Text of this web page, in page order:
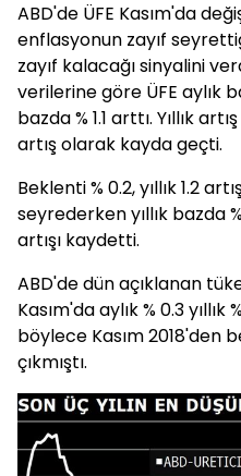
ABD'de ÜFE Kasım'da
enflasyonun zayıf
zayıf kalacağı sinyalini
verilerine göre ÜFE aylık
bazda % 1.1 arttı. Yıllık
artış olarak kayda geçti.
Beklenti % 0.2, yıllık 1.2
seyrederken yıllık bazda
artışı kaydetti.
ABD'de dün açıklanan
Kasım'da aylık % 0.3 yıllık
böylece Kasım 2018'den
çıkmıştı.